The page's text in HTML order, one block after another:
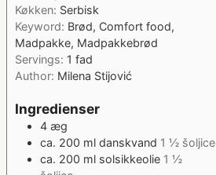
Køkken: Serbisk
Keyword: Brød, Comfort food,
Madpakke, Madpakkebrød
Servings: 1 fad
Author: Milena Stijović
Ingredienser
4 æg
ca. 200 ml danskvand 1 ½ šoljice
ca. 200 ml solsikkeolie 1 ½